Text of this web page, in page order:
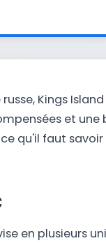
Kings
et une
qu'il faut
en plusieurs